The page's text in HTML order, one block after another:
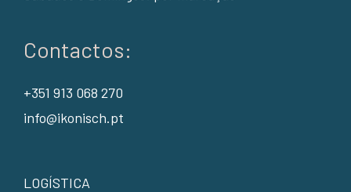
Contactos:
+351 913 068 270
info@ikonisch.pt
LOGÍSTICA